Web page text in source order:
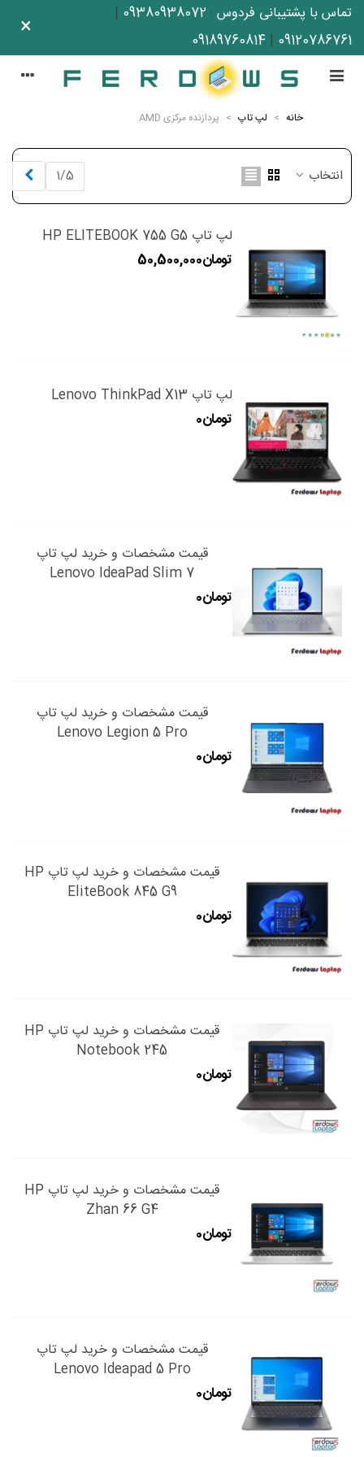
تماس با پشتیبانی فردوس :
09380938072
|
09120786761
|
09189760814
×
خانه > لپ تاپ > پردازنده مرکزی AMD
انتخاب 1/5
لپ تاپ HP ELITEBOOK 755 G5
لپ تاپ Lenovo ThinkPad X13
قیمت مشخصات و خرید لپ تاپ
Lenovo IdeaPad Slim 7
قیمت مشخصات و خرید لپ تاپ
Lenovo Legion 5 Pro
قیمت مشخصات و خرید لپ تاپ HP
EliteBook 845 G9
قیمت مشخصات و خرید لپ تاپ HP
Notebook 245
قیمت مشخصات و خرید لپ تاپ HP
Zhan 66 G4
قیمت مشخصات و خرید لپ تاپ
Lenovo Ideapad 5 Pro